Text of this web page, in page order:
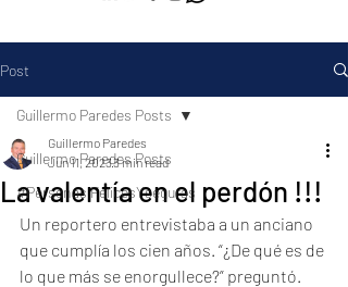
Post
Guillermo Paredes Posts
#Personas FelicesYseguras
Guillermo Paredes Posts
La valentía en el perdón !!!
Guillermo Paredes
Jun 11, 20233 min read
Un reportero entrevistaba a un anciano
que cumplía los cien años. “¿De qué es de
lo que más se enorgullece?” preguntó.